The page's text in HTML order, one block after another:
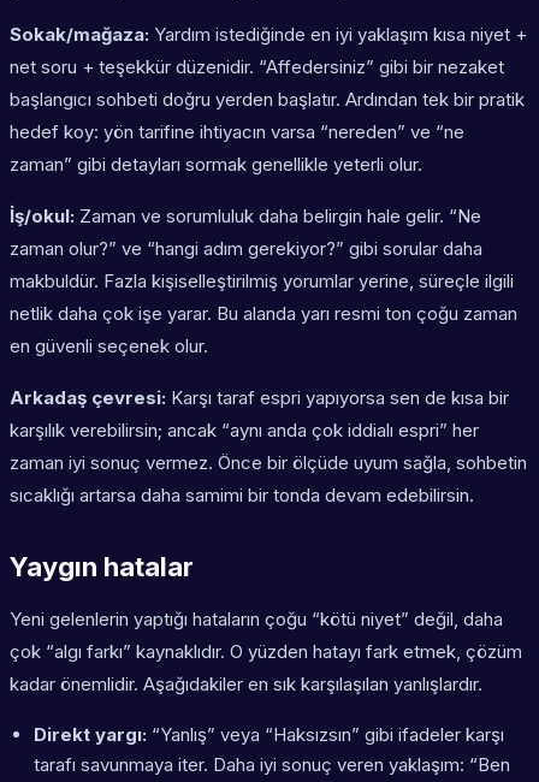
Sokak/mağaza: Yardım istediğinde en iyi yaklaşım kısa niyet +
net soru + teşekkür düzenidir. “Affedersiniz” gibi bir nezaket
başlangıcı sohbeti doğru yerden başlatır. Ardından tek bir pratik
hedef koy: yön tarifine ihtiyacın varsa “nereden” ve “ne
zaman” gibi detayları sormak genellikle yeterli olur.
İş/okul: Zaman ve sorumluluk daha belirgin hale gelir. “Ne
zaman olur?” ve “hangi adım gerekiyor?” gibi sorular daha
makbuldür. Fazla kişiselleştirilmiş yorumlar yerine, süreçle ilgili
netlik daha çok işe yarar. Bu alanda yarı resmi ton çoğu zaman
en güvenli seçenek olur.
Arkadaş çevresi: Karşı taraf espri yapıyorsa sen de kısa bir
karşılık verebilirsin; ancak “aynı anda çok iddialı espri” her
zaman iyi sonuç vermez. Önce bir ölçüde uyum sağla, sohbetin
sıcaklığı artarsa daha samimi bir tonda devam edebilirsin.
Yaygın hatalar
Yeni gelenlerin yaptığı hataların çoğu “kötü niyet” değil, daha
çok “algı farkı” kaynaklıdır. O yüzden hatayı fark etmek, çözüm
kadar önemlidir. Aşağıdakiler en sık karşılaşılan yanlışlardır.
Direkt yargı: “Yanlış” veya “Haksızsın” gibi ifadeler karşı
tarafı savunmaya iter. Daha iyi sonuç veren yaklaşım: “Ben